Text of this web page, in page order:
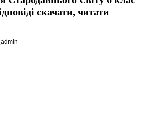
скачати, читати
admin